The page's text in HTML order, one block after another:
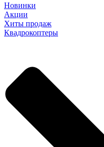
Новинки
Акции
Хиты продаж
Квадрокоптеры